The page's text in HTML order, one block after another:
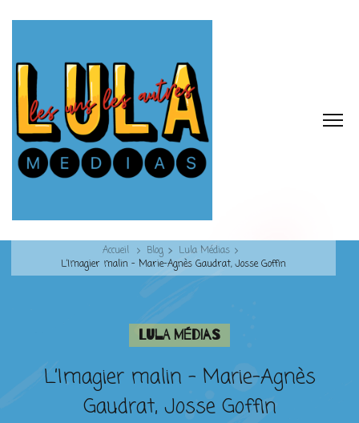
Accueil Blog
Lula Médias
L’Imagier malin – Marie-Agnès Gaudrat, Josse Goffin
Lula Médias
L’Imagier malin – Marie-Agnès
Gaudrat, Josse Goffin